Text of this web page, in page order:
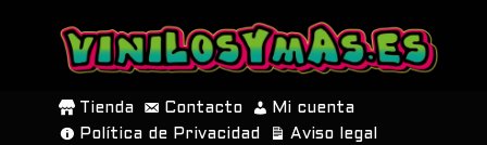
SALTAR
CONTENIDO
Tienda Contacto
Mi cuenta
Política de Privacidad
Aviso legal